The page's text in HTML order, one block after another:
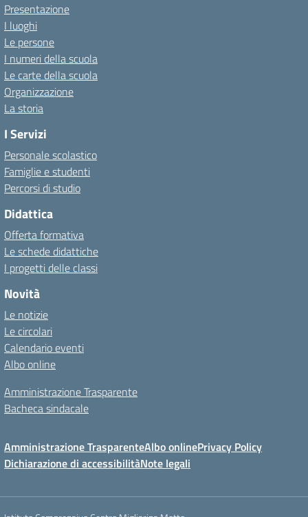
Presentazione
I luoghi
Le persone
I numeri della scuola
Le carte della scuola
Organizzazione
La storia
I Servizi
Personale scolastico
Famiglie e studenti
Percorsi di studio
Didattica
Offerta formativa
Le schede didattiche
I progetti delle classi
Novità
Le notizie
Le circolari
Calendario eventi
Albo online
Amministrazione Trasparente
Bacheca sindacale
Amministrazione TrasparenteAlbo onlinePrivacy Policy
Dichiarazione di accessibilitàNote legali